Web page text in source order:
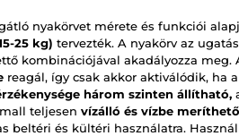
nyakörvet mérete és funkciói
25 kg) tervezték. A nyakörv az
kombinációjával akadályozza meg.
reagál, így csak akkor aktiválódik, ha
három szinten állítható,
teljesen vízálló és vízbe
beltéri és kültéri használatra.